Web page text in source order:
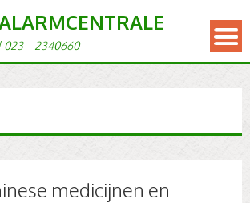
023 – 2340660
medicijnen en